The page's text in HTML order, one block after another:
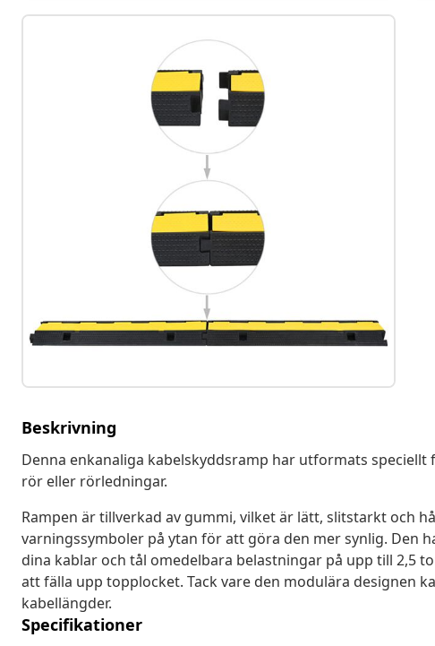
Beskrivning
Denna enkanaliga kabelskyddsramp har utformats speciellt
rör eller rörledningar.
Rampen är tillverkad av gummi, vilket är lätt, slitstarkt och
varningssymboler på ytan för att göra den mer synlig. Den
dina kablar och tål omedelbara belastningar på upp till 2,5
att fälla upp topplocket. Tack vare den modulära designen
kabellängder.
Specifikationer